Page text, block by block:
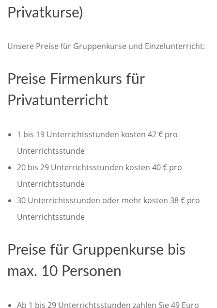
Privatkurse)
Unsere Preise für Gruppenkurse und Einzelunterricht:
Preise Firmenkurs für
Privatunterricht
1 bis 19 Unterrichtsstunden kosten 42 € pro
Unterrichtsstunde
20 bis 29 Unterrichtsstunden kosten 40 € pro
Unterrichtsstunde
30 Unterrichtsstunden oder mehr kosten 38 € pro
Unterrichtsstunde
Preise für Gruppenkurse bis
max. 10 Personen
Ab 1 bis 29 Unterrichtsstunden zahlen Sie 49 Euro